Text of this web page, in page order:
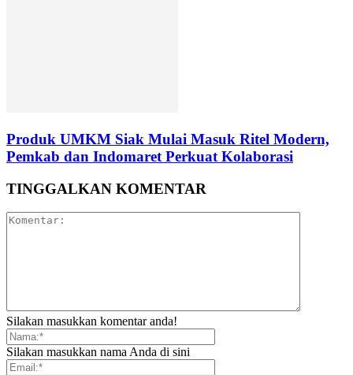
Produk UMKM Siak Mulai Masuk Ritel Modern,
Pemkab dan Indomaret Perkuat Kolaborasi
TINGGALKAN KOMENTAR
Silakan masukkan komentar anda!
Silakan masukkan nama Anda di sini